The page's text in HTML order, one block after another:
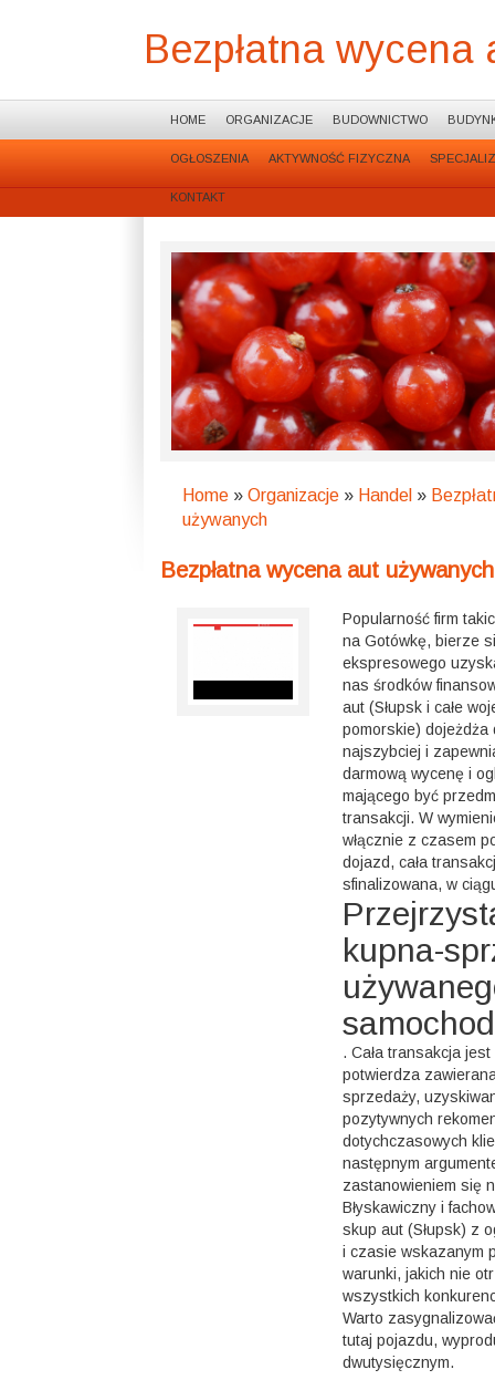
Bezpłatna
HOME ORGANIZACJE BUDOWNICTWO
OGŁOSZENIA AKTYWNOŚĆ FIZYCZNA
KONTAKT
Home » Organizacje » Handel »
używanych
Bezpłatna wycena aut używanych
Popularność firm
na Gotówkę, bierze
ekspresowego
nas środków
aut (Słupsk i całe
pomorskie) dojeżdża
najszybciej i
darmową wycenę i
mającego być
transakcji. W
włącznie z czasem
dojazd, cała
sfinalizowana, w
kupna-
. Cała transakcja
potwierdza
sprzedaży,
pozytywnych
dotychczasowych
następnym
zastanowieniem się
Błyskawiczny i
skup aut (Słupsk) z
i czasie wskazanym
warunki, jakich nie
wszystkich
Warto
tutaj pojazdu,
dwutysięcznym.